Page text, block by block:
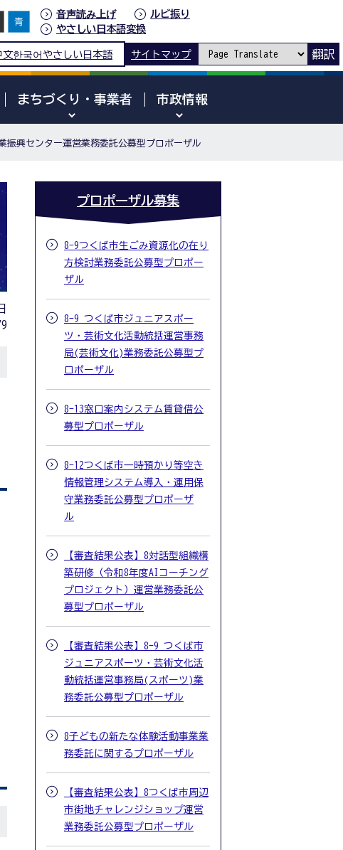
音声読み上げ
ルビ振り
やさしい日本語変換
文한국어 やさしい日本語 サイトマップ 翻訳
まちづくり・事業者 市政情報
振興センター運営業務委託公募型プロポーザル
プロポーザル募集
8-9つくば市生ごみ資源化の在り
方検討業務委託公募型プロポー
ザル
8-9 つくば市ジュニアスポー
ツ・芸術文化活動統括運営事務
局(芸術文化)業務委託公募型プ
ロポーザル
8-13窓口案内システム賃貸借公
募型プロポーザル
8-12つくば市一時預かり等空き
情報管理システム導入・運用保
守業務委託公募型プロポーザ
ル
【審査結果公表】8対話型組織構
築研修（令和8年度AIコーチング
プロジェクト）運営業務委託公
募型プロポーザル
【審査結果公表】8-9 つくば市
ジュニアスポーツ・芸術文化活
動統括運営事務局(スポーツ)業
務委託公募型プロポーザル
8子どもの新たな体験活動事業業
務委託に関するプロポーザル
【審査結果公表】8つくば市周辺
市街地チャレンジショップ運営
業務委託公募型プロポーザル